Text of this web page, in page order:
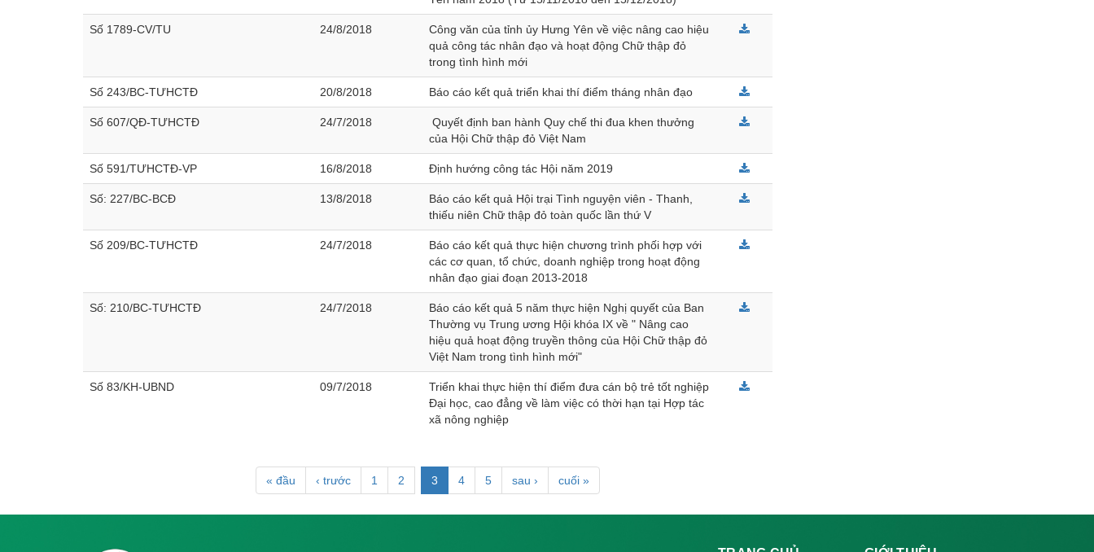
Số 1789-CV/TU 24/8/2018
Công văn của tỉnh ủy Hưng Yên về việc nâng cao hiệu
quả công tác nhân đạo và hoạt động Chữ thập đỏ
trong tình hình mới
Số 243/BC-TƯHCTĐ 20/8/2018 Báo cáo kết quả triển khai thí điểm tháng nhân đạo
Số 607/QĐ-TƯHCTĐ 24/7/2018
Quyết định ban hành Quy chế thi đua khen thưởng
của Hội Chữ thập đỏ Việt Nam
Số 591/TƯHCTĐ-VP 16/8/2018 Định hướng công tác Hội năm 2019
Số: 227/BC-BCĐ 13/8/2018
Báo cáo kết quả Hội trại Tình nguyện viên - Thanh,
thiếu niên Chữ thập đỏ toàn quốc lần thứ V
Số 209/BC-TƯHCTĐ 24/7/2018
Báo cáo kết quả thực hiện chương trình phối hợp với
các cơ quan, tổ chức, doanh nghiệp trong hoạt động
nhân đạo giai đoạn 2013-2018
Số: 210/BC-TƯHCTĐ 24/7/2018
Báo cáo kết quả 5 năm thực hiện Nghị quyết của Ban
Thường vụ Trung ương Hội khóa IX về " Nâng cao
hiệu quả hoạt động truyền thông của Hội Chữ thập đỏ
Việt Nam trong tình hình mới"
Số 83/KH-UBND 09/7/2018
Triển khai thực hiện thí điểm đưa cán bộ trẻ tốt nghiệp
Đại học, cao đẳng về làm việc có thời hạn tại Hợp tác
xã nông nghiệp
« đầu ‹ trước 1 2 3 4 5 sau › cuối »